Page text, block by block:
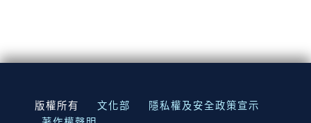
:::
版權所有 文化部
隱私權及安全政策宣示